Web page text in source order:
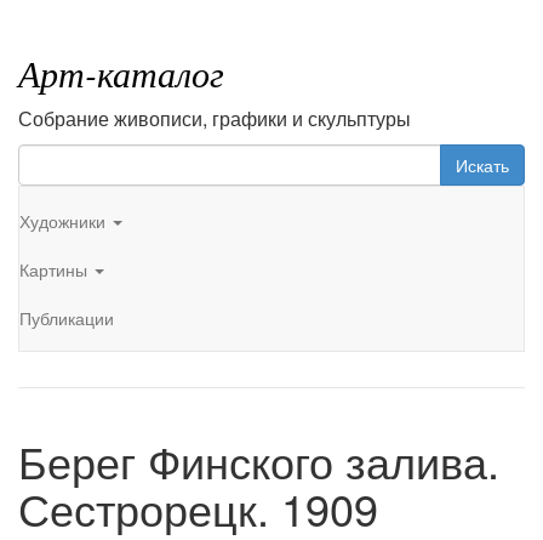
Арт-каталог
Собрание живописи, графики и скульптуры
Искать
Художники
Картины
Публикации
Берег Финского залива.
Сестрорецк. 1909